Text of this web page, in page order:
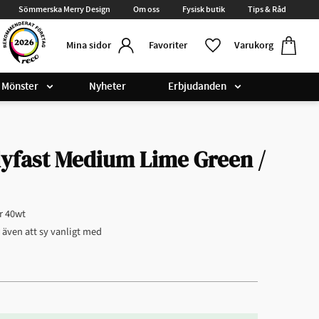
Sömmerska Merry Design Om oss Fysisk butik Tips & Råd
Mina sidor Favoriter Varukorg
Favoriter
Mönster Nyheter Erbjudanden
Medium Lime Green /
40wt
att sy vanligt med